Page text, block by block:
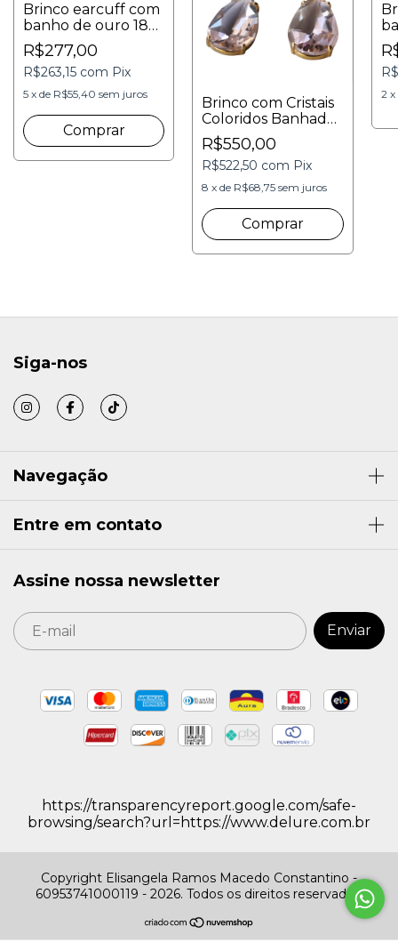
Brinco earcuff com
banho de ouro 18K
e zircônias incolores
4cmx1,3mm
R$277,00
R$263,15 com Pix
5 x de R$55,40 sem juros
Brinco com Cristais
Coloridos Banhado
a Ouro 18K –
Elegância e
Sofisticação |
DELURE
R$550,00
R$522,50 com Pix
8 xde R$68,75 sem juros
e
2 x
Siga-nos
Navegação
Entre em contato
Assine nossa newsletter
https://transparencyreport.google.com/safe-
browsing/search?url=https://www.delure.com.br
Copyright Elisangela Ramos Macedo Constantino -
60953741000119 - 2026. Todos os direitos reservados.